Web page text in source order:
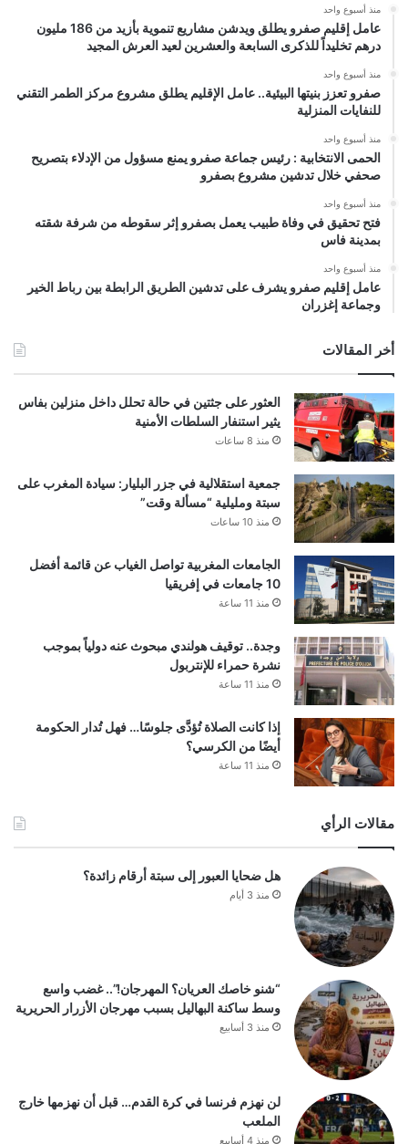
منذ أسبوع واحد
عامل إقليم صفرو يطلق ويدشن مشاريع تنموية بأزيد من 186 مليون
درهم تخليداً للذكرى السابعة والعشرين لعيد العرش المجيد
منذ أسبوع واحد
صفرو تعزز بنيتها البيئية.. عامل الإقليم يطلق مشروع مركز الطمر التقني
للنفايات المنزلية
منذ أسبوع واحد
الحمى الانتخابية : رئيس جماعة صفرو يمنع مسؤول من الإدلاء بتصريح
صحفي خلال تدشين مشروع بصفرو
منذ أسبوع واحد
فتح تحقيق في وفاة طبيب يعمل بصفرو إثر سقوطه من شرفة شقته
بمدينة فاس
منذ أسبوع واحد
عامل إقليم صفرو يشرف على تدشين الطريق الرابطة بين رباط الخير
وجماعة إغزران
أخر المقالات
العثور على جثتين في حالة تحلل داخل منزلين بفاس
يثير استنفار السلطات الأمنية
منذ 8 ساعات
جمعية استقلالية في جزر البليار: سيادة المغرب على
سبتة ومليلية “مسألة وقت”
منذ 10 ساعات
الجامعات المغربية تواصل الغياب عن قائمة أفضل
10 جامعات في إفريقيا
منذ 11 ساعة
وجدة.. توقيف هولندي مبحوث عنه دولياً بموجب
نشرة حمراء للإنتربول
منذ 11 ساعة
إذا كانت الصلاة تُؤدَّى جلوسًا… فهل تُدار الحكومة
أيضًا من الكرسي؟
منذ 11 ساعة
مقالات الرأي
هل ضحايا العبور إلى سبتة أرقام زائدة؟
منذ 3 أيام
“شنو خاصك العريان؟ المهرجان!”.. غضب واسع
وسط ساكنة البهاليل بسبب مهرجان الأزرار الحريرية
منذ 3 أسابيع
لن نهزم فرنسا في كرة القدم… قبل أن نهزمها خارج
الملعب
منذ 4 أسابيع